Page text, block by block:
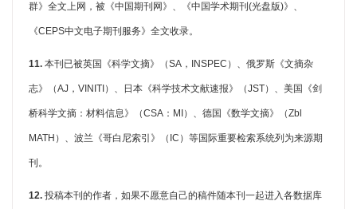
群》全文上网，被《中国期刊网》、《中国学术期刊 (光盘版)》、
《CEPS中文电子期刊服务》全文收录。
11. 本刊已被英国《科学文摘》（SA ， INSPEC ）、俄罗斯《文摘杂
志》（AJ ， VINITI ）、日本《科学技术文献速报》（JST）、美国《剑
桥科学文摘：材料信息》（CSA ： MI ）、德国《数学文摘》（Zbl
MATH ）、波兰《哥白尼索引》（ IC ） 等国际重要检索系统列为来源期
刊。
12. 投稿本刊的作者，如果不愿意自己的稿件随本刊一起进入各数据库